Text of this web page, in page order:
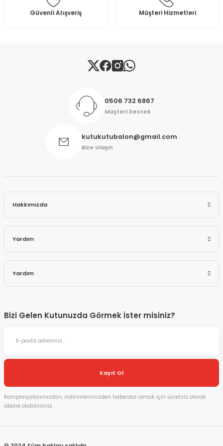
Gönder
Güvenli Alışveriş Müşteri Hizmetleri
0506 732 6867
Müşteri Destek
kutukutubalon@gmail.com
Bize Ulaşın
Hakkımızda
Yardım
Yardım
Bizi Gelen Kutunuzda Görmek İster misiniz?
Kayıt Ol
Kampanyalarımızdan, indirimlerimizden haberdar olmak için ücretsiz olarak
abone olabilirsiniz.